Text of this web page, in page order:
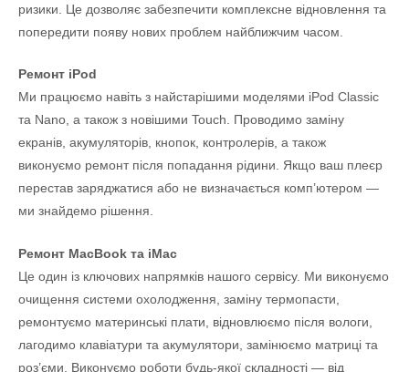
ризики. Це дозволяє забезпечити комплексне відновлення та
попередити появу нових проблем найближчим часом.
Ремонт iPod
Ми працюємо навіть з найстарішими моделями iPod Classic
та Nano, а також з новішими Touch. Проводимо заміну
екранів, акумуляторів, кнопок, контролерів, а також
виконуємо ремонт після попадання рідини. Якщо ваш плеєр
перестав заряджатися або не визначається комп’ютером —
ми знайдемо рішення.
Ремонт MacBook та iMac
Це один із ключових напрямків нашого сервісу. Ми виконуємо
очищення системи охолодження, заміну термопасти,
ремонтуємо материнські плати, відновлюємо після вологи,
лагодимо клавіатури та акумулятори, замінюємо матриці та
роз’єми. Виконуємо роботи будь-якої складності — від